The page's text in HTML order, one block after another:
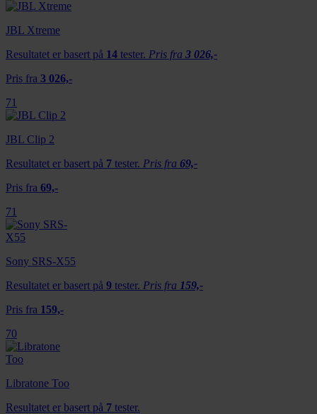
JBL Xtreme
Resultatet er basert på 14 tester. Pris fra 3 026,-
Pris fra 3 026,-
71
JBL Clip 2
Resultatet er basert på 7 tester. Pris fra 69,-
Pris fra 69,-
71
Sony SRS-X55
Resultatet er basert på 9 tester. Pris fra 159,-
Pris fra 159,-
70
Libratone Too
Resultatet er basert på 7 tester.